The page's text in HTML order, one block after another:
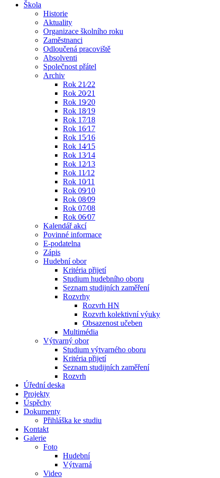
Škola
Historie
Aktuality
Organizace školního roku
Zaměstnanci
Odloučená pracoviště
Absolventi
Společnost přátel
Archiv
Rok 21⁄22
Rok 20⁄21
Rok 19⁄20
Rok 18⁄19
Rok 17⁄18
Rok 16⁄17
Rok 15⁄16
Rok 14⁄15
Rok 13⁄14
Rok 12⁄13
Rok 11⁄12
Rok 10⁄11
Rok 09⁄10
Rok 08⁄09
Rok 07⁄08
Rok 06⁄07
Kalendář akcí
Povinné informace
E-podatelna
Zápis
Hudební obor
Kritéria přijetí
Studium hudebního oboru
Seznam studijních zaměření
Rozvrhy
Rozvrh HN
Rozvrh kolektivní výuky
Obsazenost učeben
Multimédia
Výtvarný obor
Studium výtvarného oboru
Kritéria přijetí
Seznam studijních zaměření
Rozvrh
Úřední deska
Projekty
Úspěchy
Dokumenty
Přihláška ke studiu
Kontakt
Galerie
Foto
Hudební
Výtvarná
Video